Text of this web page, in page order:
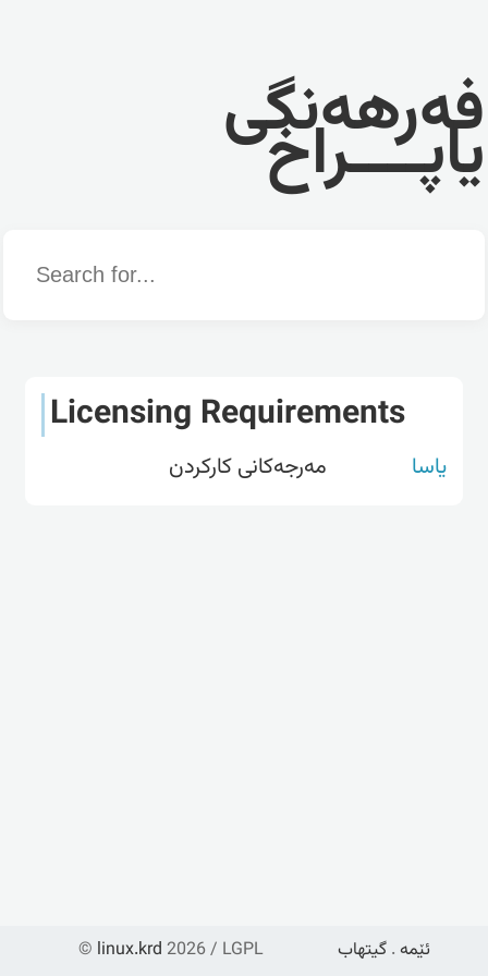
فەرهەنگی
یاپــــراخ
Word
Licensing Requirements
یاسا مەرجەکانی کارکردن
© linux.krd 2026 / LGPL ئێمە . گیتهاب